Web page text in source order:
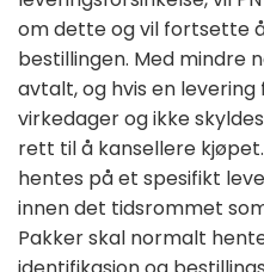
om dette og vil fortsette
bestillingen. Med mindre
avtalt, og hvis en
virkedager og ikke
rett til å kansellere
hentes på et spesifikt
innen det tidsrommet
Pakker skal normalt